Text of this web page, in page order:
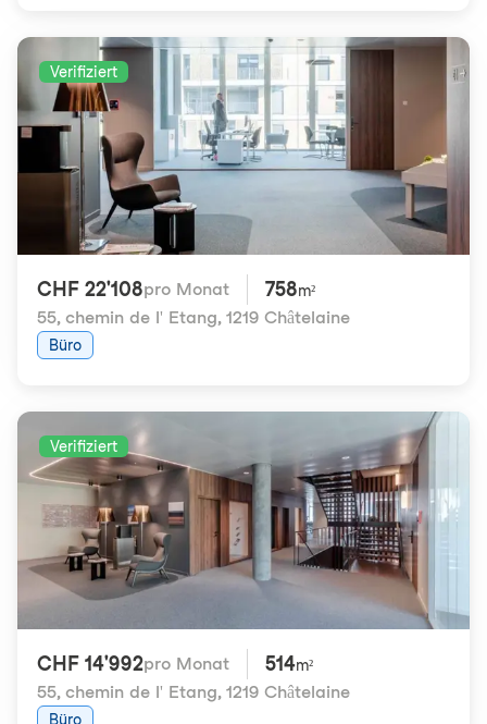
Verifiziert
CHF 22'108pro Monat 758m²
55, chemin de l' Etang, 1219 Châtelaine
Büro
Verifiziert
CHF 14'992pro Monat 514m²
55, chemin de l' Etang, 1219 Châtelaine
Büro